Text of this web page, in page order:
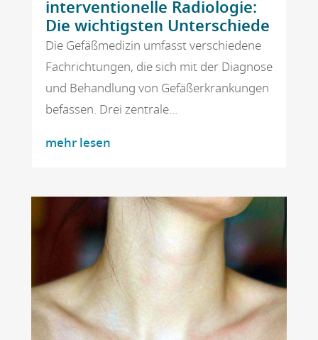
interventionelle Radiologie:
Die wichtigsten Unterschiede
Die Gefäßmedizin umfasst verschiedene
Fachrichtungen, die sich mit der Diagnose
und Behandlung von Gefäßerkrankungen
befassen. Drei zentrale...
mehr lesen